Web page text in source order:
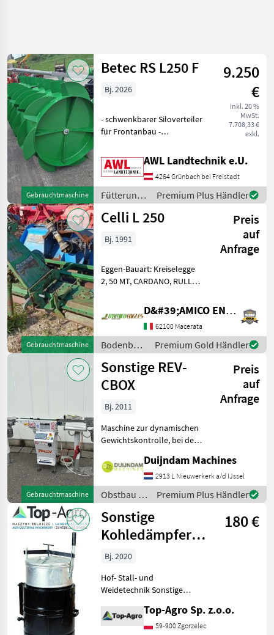
Gebrauchtmaschine
Betec RS L250 F
9.250
€
inkl. 20 %
MwSt.
7.708,33 €
exkl.
Bj. 2026
- schwenkbarer Siloverteiler
für Frontanbau -
1.400mm - Trommelbreite:
2.500mm - durch die große
Anzahl von Verteilblechen
(56 Stück) ergibt s
AWL Landtechnik e.U.
4264 Grünbach bei Freistadt
Fütterungstechnik
/ Betec
Premium Plus Händler
Gebrauchtmaschine
Celli L 250
Preis
auf
Anfrage
Bj. 1991
Eggen-Bauart: Kreiselegge
2, 50 MT, CARDANO, RULLO
Bodenbearbeitung Eggen
D&#39;AMICO ENGLES SRL
62100 Macerata
Bodenbearbeitung
/ Celli
Premium Gold Händler
Gebrauchtmaschine
Sonstige REV-
CBOX
Preis
auf
Anfrage
Bj. 2011
Maschine zur dynamischen
Gewichtskontrolle, bei der
Förderband transportiert
und während der
Bewegung gewogen
werden. Der Computer
erkennt anhand
Duijndam Machines
2913 L Nieuwerkerk a/d IJssel
Obstbau /
Sonstige
Premium Plus Händler
Sonstige
Kohledämpfer
63L-100L-150L-
250L
180 €
Bj. 2020
Hof- Stall- und
Weidetechnik Sonstige
WeidetechnikTop-Agro Sp. z.o.o.
59-900 Zgorzelec